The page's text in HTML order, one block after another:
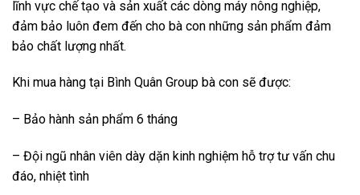
lĩnh vực chế tạo và sản xuất các dòng máy nông nghiệp,
đảm bảo luôn đem đến cho bà con những sản phẩm đảm
bảo chất lượng nhất.
Khi mua hàng tại Bình Quân Group bà con sẽ được:
– Bảo hành sản phẩm 6 tháng
– Đội ngũ nhân viên dày dặn kinh nghiệm hỗ trợ tư vấn chu
đáo, nhiệt tình